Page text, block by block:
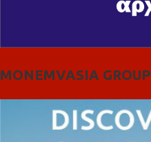
MONEMVASIA GROUP